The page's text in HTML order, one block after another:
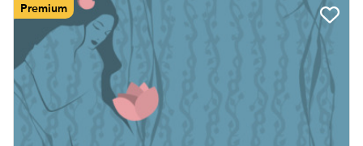
Premium